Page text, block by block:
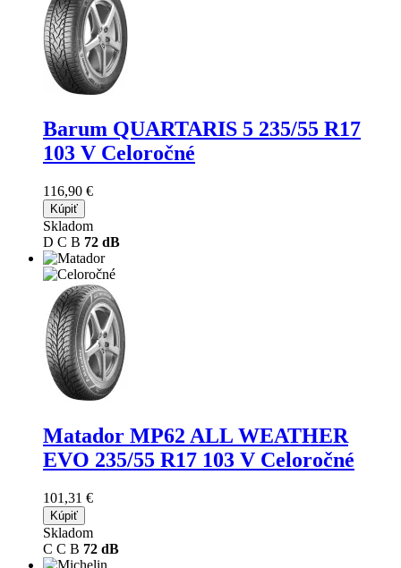
Barum QUARTARIS 5 235/55 R17
103 V Celoročné
116,90 €
Kúpiť
Skladom
D C B 72 dB
Matador MP62 ALL WEATHER
EVO 235/55 R17 103 V Celoročné
101,31 €
Kúpiť
Skladom
C C B 72 dB